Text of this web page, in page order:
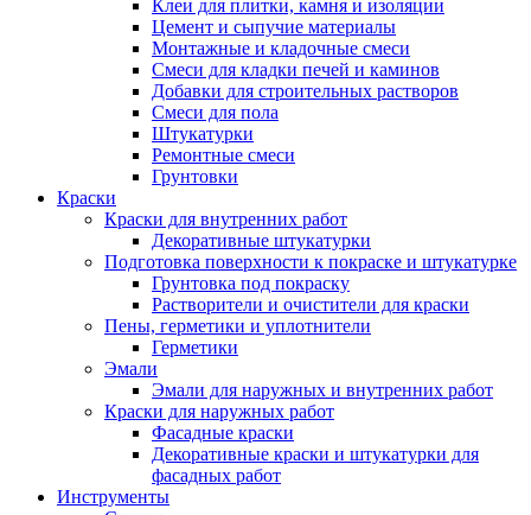
Клеи для плитки, камня и изоляции
Цемент и сыпучие материалы
Монтажные и кладочные смеси
Смеси для кладки печей и каминов
Добавки для строительных растворов
Смеси для пола
Штукатурки
Ремонтные смеси
Грунтовки
Краски
Краски для внутренних работ
Декоративные штукатурки
Подготовка поверхности к покраске и штукатурке
Грунтовка под покраску
Растворители и очистители для краски
Пены, герметики и уплотнители
Герметики
Эмали
Эмали для наружных и внутренних работ
Краски для наружных работ
Фасадные краски
Декоративные краски и штукатурки для
фасадных работ
Инструменты